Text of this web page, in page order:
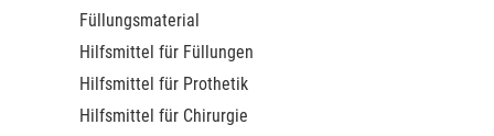
Füllungsmaterial
Hilfsmittel für Füllungen
Hilfsmittel für Prothetik
Hilfsmittel für Chirurgie